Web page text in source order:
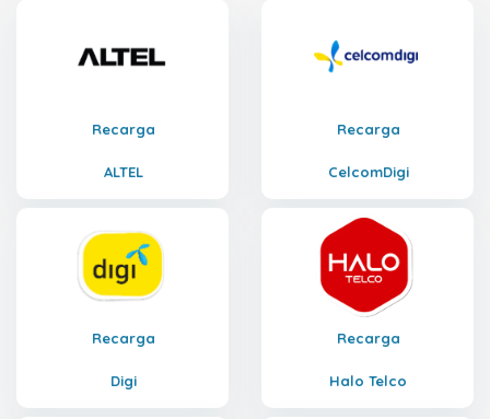
Recarga
ALTEL
Recarga
CelcomDigi
Recarga
Digi
Recarga
Halo Telco